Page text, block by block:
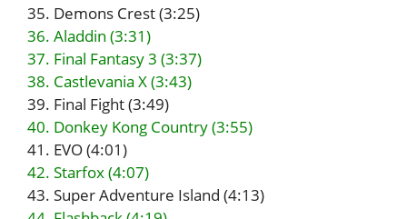
35. Demons Crest (3:25)
36. Aladdin (3:31)
37. Final Fantasy 3 (3:37)
38. Castlevania X (3:43)
39. Final Fight (3:49)
40. Donkey Kong Country (3:55)
41. EVO (4:01)
42. Starfox (4:07)
43. Super Adventure Island (4:13)